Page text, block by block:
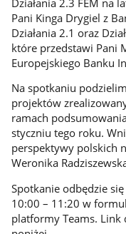
Pani Kinga Drygiel z
Działania 2.1 oraz
które przedstawi Pani
Europejskiego Banku
Na spotkaniu
projektów
ramach
styczniu tego roku.
perspektywy polskich
Weronika
Spotkanie odbędzie
10:00 – 11:20 w
platformy Teams. Link